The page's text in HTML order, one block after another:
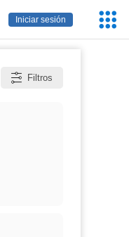
Iniciar sesión
Filtros